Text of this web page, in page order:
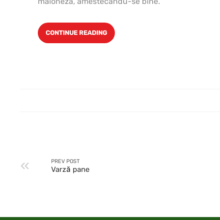
CONTINUE READING
PREV POST
Varză pane